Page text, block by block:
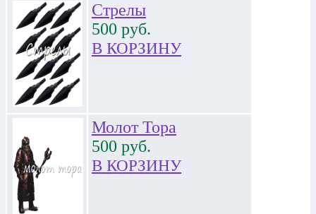
Стрелы
500 руб.
В КОРЗИНУ
Молот Тора
500 руб.
В КОРЗИНУ